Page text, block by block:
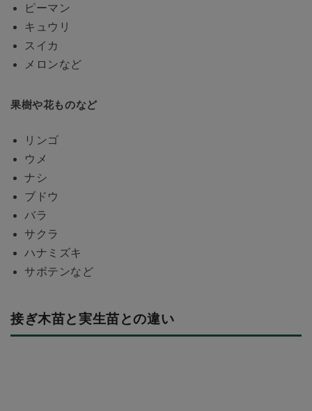
ピーマン
キュウリ
スイカ
メロンなど
果樹や花ものなど
リンゴ
ウメ
ナシ
ブドウ
バラ
サクラ
ハナミズキ
サボテンなど
接ぎ木苗と実生苗との違い